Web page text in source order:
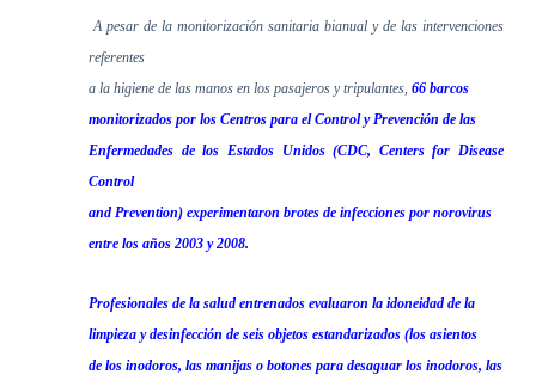
A pesar de la monitorización sanitaria bianual y de las intervenciones
referentes
a la higiene de las manos en los pasajeros y tripulantes,66 barcos
monitorizados por los Centros para el Control y Prevención de las
Enfermedades de los Estados Unidos (CDC, Centers for Disease
Control
and Prevention) experimentaron brotes de infecciones por norovirus
entre los años 2003 y 2008.
Profesionales de la salud entrenados evaluaron la idoneidad de la
limpieza y desinfección de seis objetos estandarizados (los asientos
de los inodoros, las manijas o botones para desaguar los inodoros, las